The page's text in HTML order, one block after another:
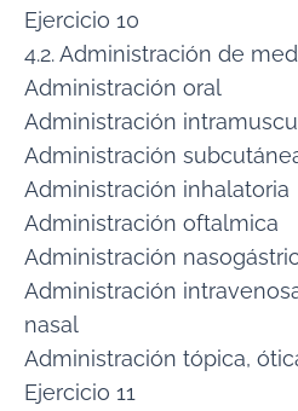
Ejercicio 10
4.2. Administración de
Administración oral
Administración
Administración
Administración inhalatoria
Administración oftalmica
Administración
Administración
nasal
Administración tópica,
Ejercicio 11